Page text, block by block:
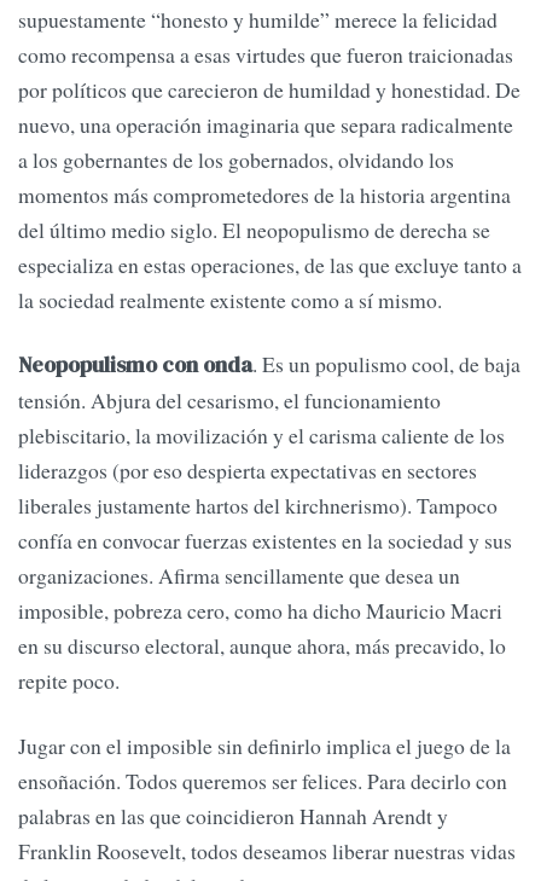
supuestamente “honesto y humilde” merece la felicidad
como recompensa a esas virtudes que fueron traicionadas
por políticos que carecieron de humildad y honestidad. De
nuevo, una operación imaginaria que separa radicalmente
a los gobernantes de los gobernados, olvidando los
momentos más comprometedores de la historia argentina
del último medio siglo. El neopopulismo de derecha se
especializa en estas operaciones, de las que excluye tanto a
la sociedad realmente existente como a sí mismo.
Neopopulismo con onda. Es un populismo cool, de baja
tensión. Abjura del cesarismo, el funcionamiento
plebiscitario, la movilización y el carisma caliente de los
liderazgos (por eso despierta expectativas en sectores
liberales justamente hartos del kirchnerismo). Tampoco
confía en convocar fuerzas existentes en la sociedad y sus
organizaciones. Afirma sencillamente que desea un
imposible, pobreza cero, como ha dicho Mauricio Macri
en su discurso electoral, aunque ahora, más precavido, lo
repite poco.
Jugar con el imposible sin definirlo implica el juego de la
ensoñación. Todos queremos ser felices. Para decirlo con
palabras en las que coincidieron Hannah Arendt y
Franklin Roosevelt, todos deseamos liberar nuestras vidas